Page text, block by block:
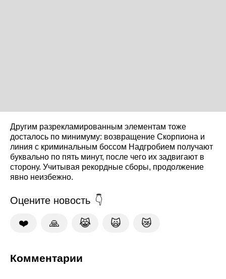
Другим разрекламированным элементам тоже
досталось по минимуму: возвращение Скорпиона и
линия с криминальным боссом Надгробием получают
буквально по пять минут, после чего их задвигают в
сторону. Учитывая рекордные сборы, продолжение
явно неизбежно.
Оцените новость
❤️ 🙏 😹 🙀 😿
Комментарии